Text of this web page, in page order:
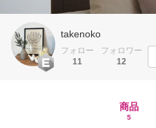
takenoko
フォロー
11
フォロワー
12
商品
5